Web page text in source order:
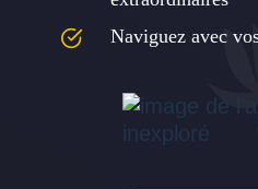
Naviguez avec